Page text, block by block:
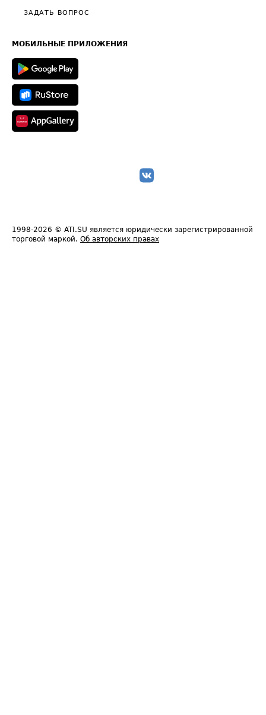
Общие положения
Полезное по перевозкам
Техническая информация
ЗАДАТЬ ВОПРОС
МОБИЛЬНЫЕ ПРИЛОЖЕНИЯ
1998-2026 © ATI.SU является юридически зарегистрированной
торговой маркой. Об авторских правах